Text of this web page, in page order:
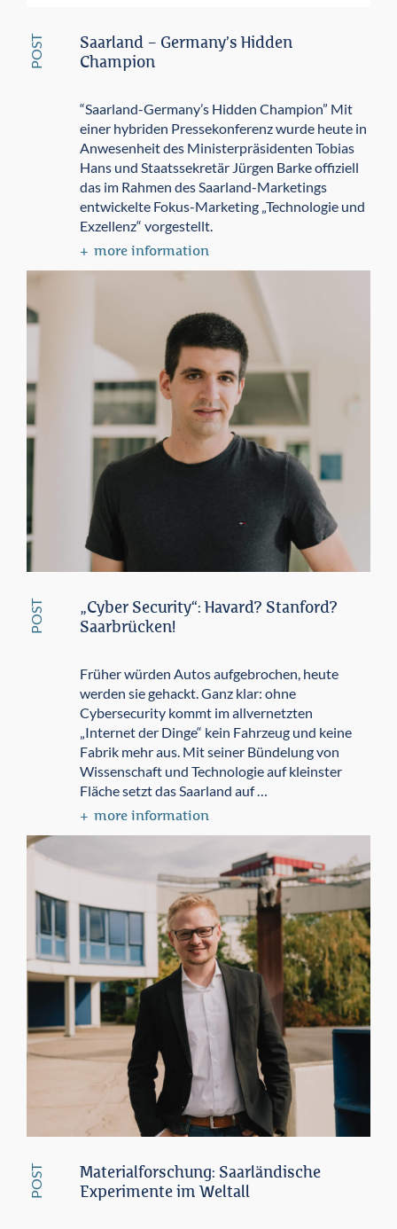
Saarland – Germany’s Hidden
Champion
“Saarland-Germany’s Hidden Champion” Mit
einer hybriden Pressekonferenz wurde heute in
Anwesenheit des Ministerpräsidenten Tobias
Hans und Staatssekretär Jürgen Barke offiziell
das im Rahmen des Saarland-Marketings
entwickelte Fokus-Marketing „Technologie und
Exzellenz“ vorgestellt.
more information
POST
„Cyber Security“: Havard? Stanford?
Saarbrücken!
Früher würden Autos aufgebrochen, heute
werden sie gehackt. Ganz klar: ohne
Cybersecurity kommt im allvernetzten
„Internet der Dinge“ kein Fahrzeug und keine
Fabrik mehr aus. Mit seiner Bündelung von
Wissenschaft und Technologie auf kleinster
Fläche setzt das Saarland auf …
more information
POST
Materialforschung: Saarländische
Experimente im Weltall
POST